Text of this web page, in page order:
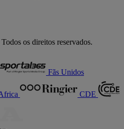
os direitos reservados.
Fãs Unidos
CDE